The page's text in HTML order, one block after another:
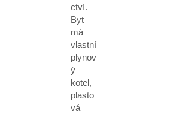
ctví.
Byt
má
vlastní
plynov
ý
kotel,
plasto
vá